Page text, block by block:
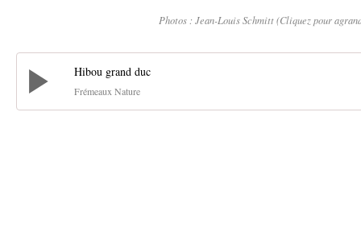
Photos : Jean-Louis Schmitt (Cliquez pour
Hibou grand duc
Frémeaux Nature